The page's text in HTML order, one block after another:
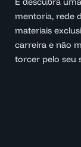
mentoria, rede
materiais
carreira e não
torcer pelo seu